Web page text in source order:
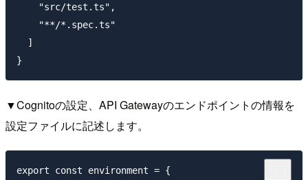
    "src/test.ts",
    "**/*.spec.ts"
  ]
▼Cognitoの設定、API Gatewayのエンドポイントの情報を
設定ファイルに記述します。
export const environment = {